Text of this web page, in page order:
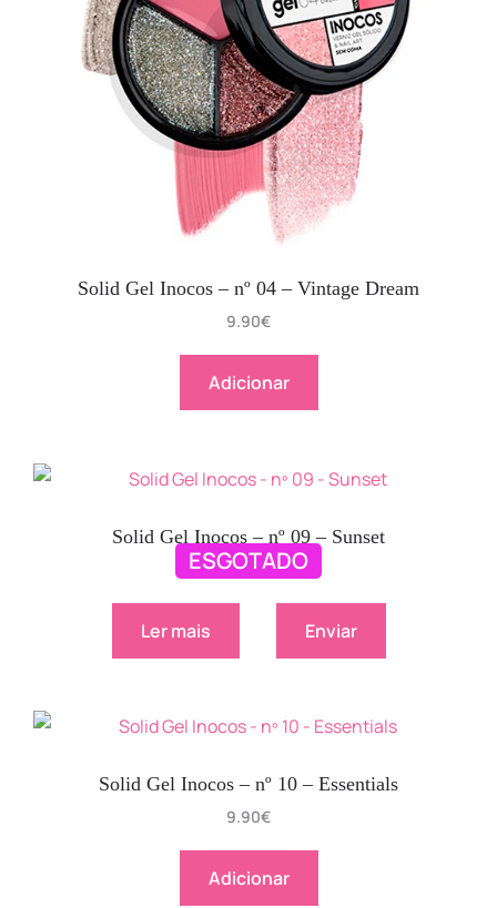
Solid Gel Inocos – nº 04 – Vintage Dream
9.90€
Adicionar
ESGOTADO
Solid Gel Inocos – nº 09 – Sunset
9.90 €
Ler mais Enviar
Solid Gel Inocos – nº 10 – Essentials
9.90€
Adicionar